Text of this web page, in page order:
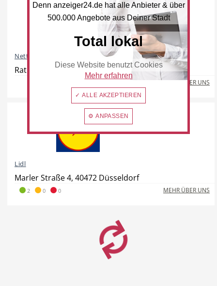
Netto Marken-Discount
Rather Kreuzweg 91, 40472 Düsseldorf
MEHR ÜBER UNS
Lidl
Marler Straße 4, 40472 Düsseldorf
2 0 0 MEHR ÜBER UNS
Denn anzeiger24.de hat alle Anbieter & über
500.000 Angebote aus Deiner Stadt
Total lokal
Diese Website benutzt Cookies
Mehr erfahren
✓ ALLE AKZEPTIEREN
⚙ ANPASSEN